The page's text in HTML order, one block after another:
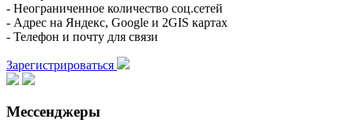
- Неограниченное количество соц.сетей
- Адрес на Яндекс, Google и 2GIS картах
- Телефон и почту для связи
Зарегистрироваться
Мессенджеры